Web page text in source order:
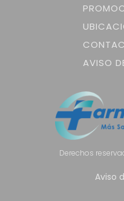
AVISO
Derechos
Aviso